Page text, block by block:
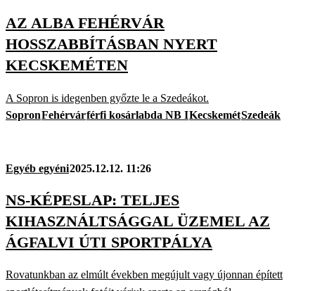
AZ ALBA FEHÉRVÁR
HOSSZABBÍTÁSBAN NYERT
KECSKEMÉTEN
A Sopron is idegenben győzte le a Szedeákot.
SopronFehérvárférfi kosárlabda NB IKecskemétSzedeák
Egyéb egyéni2025.12.12. 11:26
NS-KÉPESLAP: TELJES
KIHASZNÁLTSÁGGAL ÜZEMEL AZ
ÁGFALVI ÚTI SPORTPÁLYA
Rovatunkban az elmúlt években megújult vagy újonnan épített